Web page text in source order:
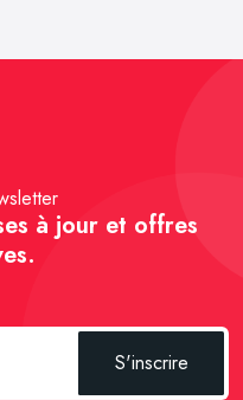
à jour et offres
S'inscrire